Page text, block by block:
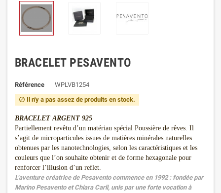
BRACELET PESAVENTO
Référence WPLVB1254
 Il n'y a pas assez de produits en stock.
BRACELET ARGENT 925
Partiellement revêtu d’un matériau spécial Poussière de rêves. Il
s’agit de microparticules issues de matières minérales naturelles
obtenues par les nanotechnologies, selon les caractéristiques et les
couleurs que l’on souhaite obtenir et de forme hexagonale pour
renforcer l’illusion d’un reflet.
L’aventure créatrice de Pesavento commence en 1992 : fondée par
Marino Pesavento et Chiara Carli, unis par une forte vocation à